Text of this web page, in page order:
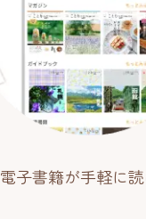
電子書籍が手軽に読